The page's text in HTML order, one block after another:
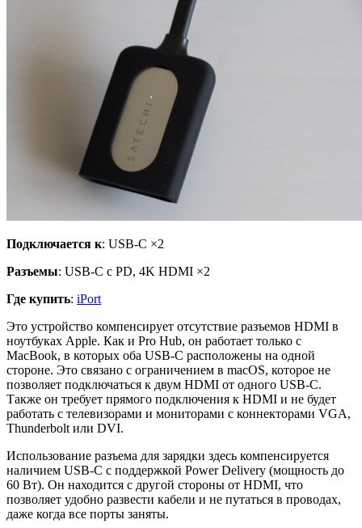
Подключается к: USB-C ×2
Разъемы: USB-C с PD, 4K HDMI ×2
Где купить: iPort
Это устройство компенсирует отсутствие разъемов HDMI в
ноутбуках Apple. Как и Pro Hub, он работает только с
MacBook, в которых оба USB-C расположены на одной
стороне. Это связано с ограничением в macOS, которое не
позволяет подключаться к двум HDMI от одного USB-C.
Также он требует прямого подключения к HDMI и не будет
работать с телевизорами и мониторами с коннекторами VGA,
Thunderbolt или DVI.
Использование разъема для зарядки здесь компенсируется
наличием USB-C с поддержкой Power Delivery (мощность до
60 Вт). Он находится с другой стороны от HDMI, что
позволяет удобно развести кабели и не путаться в проводах,
даже когда все порты заняты.